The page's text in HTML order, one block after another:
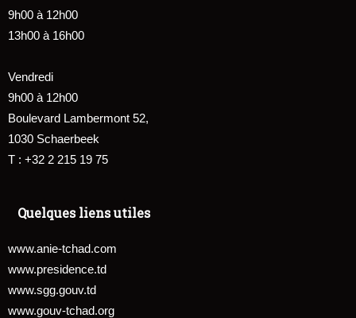
9h00 à 12h00
13h00 à 16h00
Vendredi
9h00 à 12h00
Boulevard Lambermont 52,
1030 Schaerbeek
T : +32 2 215 19 75
Quelques liens utiles
www.anie-tchad.com
www.presidence.td
www.sgg.gouv.td
www.gouv-tchad.org